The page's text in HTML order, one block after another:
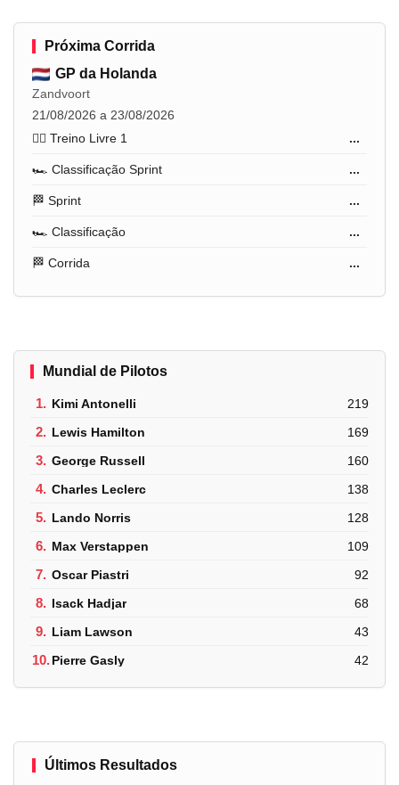
Próxima Corrida
GP da Holanda
Zandvoort
21/08/2026 a 23/08/2026
🏋️‍♂️ Treino Livre 1
...
🏎️ Classificação Sprint ...
🏁 Sprint ...
🏎️ Classificação ...
🏁 Corrida ...
Mundial de Pilotos
1. Kimi Antonelli 219
2. Lewis Hamilton 169
3. George Russell 160
4. Charles Leclerc 138
5. Lando Norris 128
6. Max Verstappen 109
7. Oscar Piastri 92
8. Isack Hadjar 68
9. Liam Lawson 43
10.Pierre Gasly 42
Últimos Resultados